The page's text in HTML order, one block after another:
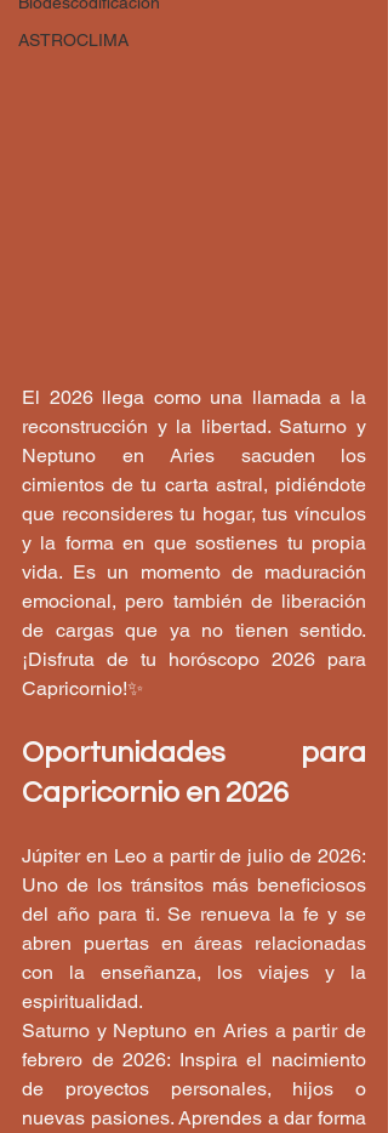
ASTROCLIMA
El 2026 llega como una llamada a la
reconstrucción y la libertad. Saturno y
Neptuno en Aries sacuden los
cimientos de tu carta astral, pidiéndote
que reconsideres tu hogar, tus vínculos
y la forma en que sostienes tu propia
vida. Es un momento de maduración
emocional, pero también de liberación
de cargas que ya no tienen sentido.
¡Disfruta de tu horóscopo 2026 para
Capricornio!✨
Oportunidades para
Capricornio en 2026
Júpiter en Leo a partir de julio de 2026:
Uno de los tránsitos más beneficiosos
del año para ti. Se renueva la fe y se
abren puertas en áreas relacionadas
con la enseñanza, los viajes y la
espiritualidad.
Saturno y Neptuno en Aries a partir de
febrero de 2026: Inspira el nacimiento
de proyectos personales, hijos o
nuevas pasiones. Aprendes a dar forma